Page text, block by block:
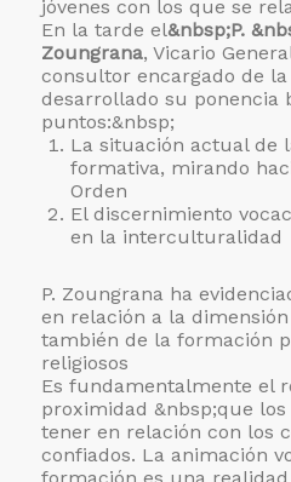
jóvenes con los que se
En la tarde el&nbsp;P.
Zoungrana, Vicario
consultor encargado de
desarrollado su ponencia
puntos:&nbsp;
La situación actual de
formativa, mirando
Orden
El discernimiento
en la interculturalidad
P. Zoungrana ha
en relación a la
también de la formación
religiosos
Es fundamentalmente el
proximidad &nbsp;que
tener en relación con los
confiados. La animación